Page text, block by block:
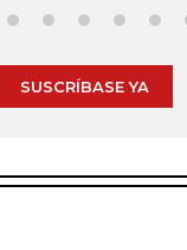
SUSCRÍBASE YA